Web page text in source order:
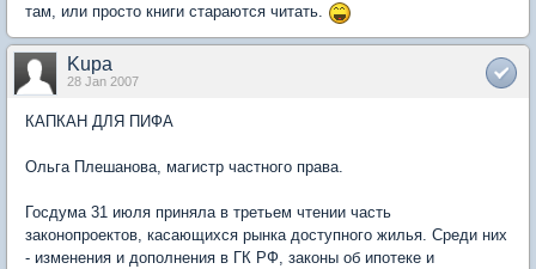
там, или просто книги стараются читать.
Kupa
28 Jan 2007
КАПКАН ДЛЯ ПИФА
Ольга Плешанова, магистр частного права.
Госдума 31 июля приняла в третьем чтении часть
законопроектов, касающихся рынка доступного жилья. Среди них
- изменения и дополнения в ГК РФ, законы об ипотеке и